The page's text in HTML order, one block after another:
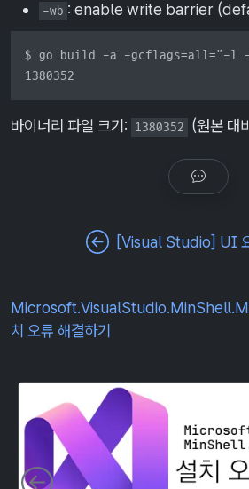
-wb : enable write barrier
$ go build -a -gcflags=all="-l
1380352
바이너리 파일 크기: 1380352 (원본 대
[Visual Studio] UI
치 오류 해결하기
이전 슬라이드